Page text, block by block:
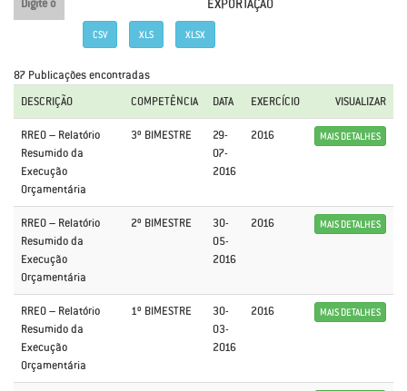
EXPORTAÇÃO
CSV XLS XLSX
87 Publicações encontradas
DESCRIÇÃO
COMPETÊNCIA DATA EXERCÍCIO VISUALIZAR
RREO – Relatório
Resumido da
Execução
Orçamentária
3º BIMESTRE
29-
07-
2016
2016 MAIS DETALHES
RREO – Relatório
Resumido da
Execução
Orçamentária
2º BIMESTRE
30-
05-
2016
2016 MAIS DETALHES
RREO – Relatório
Resumido da
Execução
Orçamentária
1º BIMESTRE
30-
03-
2016
2016 MAIS DETALHES